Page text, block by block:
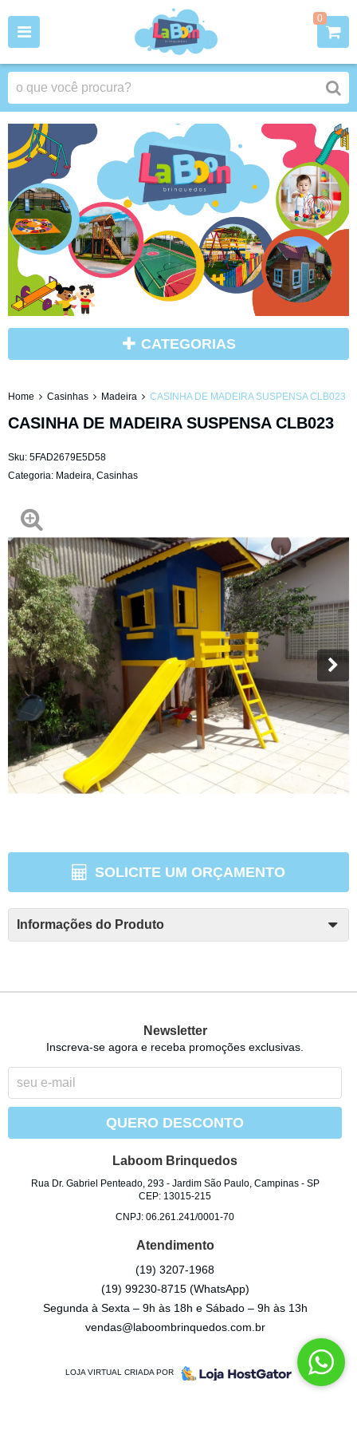
0
CATEGORIAS
Home Casinhas Madeira CASINHA DE MADEIRA SUSPENSA CLB023
CASINHA DE MADEIRA SUSPENSA CLB023
Sku: 5FAD2679E5D58
Categoria: Madeira, Casinhas
SOLICITE UM ORÇAMENTO
Informações do Produto
Newsletter
Inscreva-se agora e receba promoções exclusivas.
QUERO DESCONTO
Laboom Brinquedos
Rua Dr. Gabriel Penteado, 293- Jardim São Paulo, Campinas- SP
CEP: 13015-215
CNPJ: 06.261.241/0001-70
Atendimento
(19) 3207-1968
(19) 99230-8715 (WhatsApp)
Segunda à Sexta – 9h às 18h e Sábado – 9h às 13h
vendas@laboombrinquedos.com.br
LOJA VIRTUAL CRIADA POR